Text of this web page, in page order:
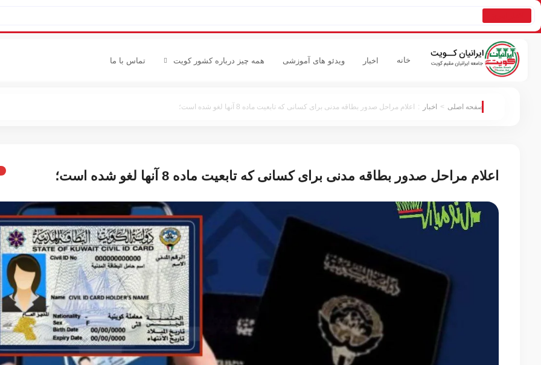
خانه اخبار ویدئو های آموزشی همه چیز درباره کشور کویت تماس با ما
صفحه اصلی > اخبار : اعلام مراحل صدور بطاقه مدنی برای کسانی که تابعیت ماده 8 آنها لغو شده است؛
اعلام مراحل صدور بطاقه مدنی برای کسانی که تابعیت ماده 8 آنها لغو شده است؛